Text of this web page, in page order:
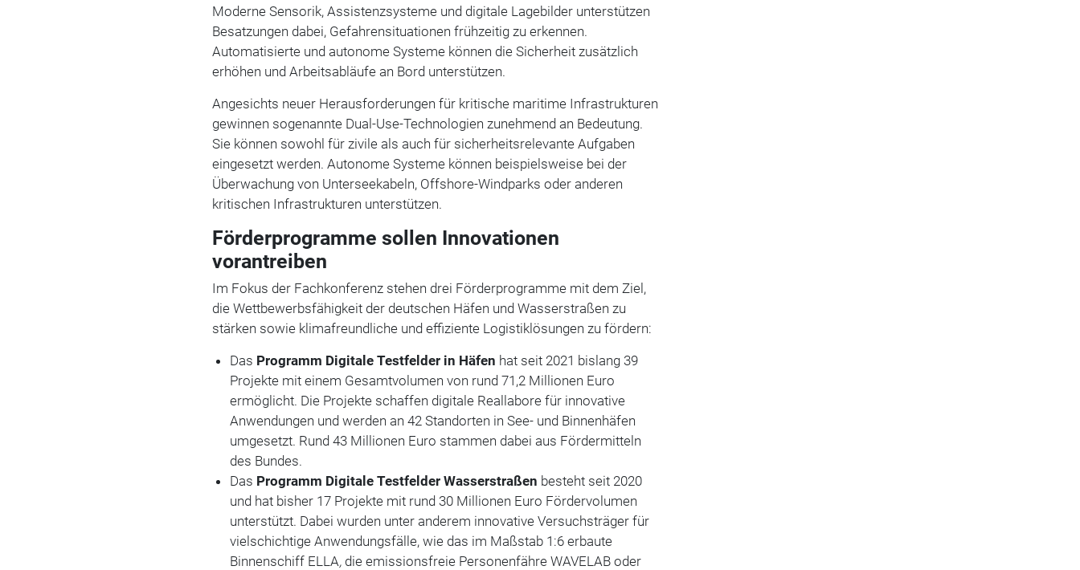
Moderne Sensorik, Assistenzsysteme und digitale Lagebilder unterstützen
Besatzungen dabei, Gefahrensituationen frühzeitig zu erkennen.
Automatisierte und autonome Systeme können die Sicherheit zusätzlich
erhöhen und Arbeitsabläufe an Bord unterstützen.
Angesichts neuer Herausforderungen für kritische maritime Infrastrukturen
gewinnen sogenannte Dual-Use-Technologien zunehmend an Bedeutung.
Sie können sowohl für zivile als auch für sicherheitsrelevante Aufgaben
eingesetzt werden. Autonome Systeme können beispielsweise bei der
Überwachung von Unterseekabeln, Offshore-Windparks oder anderen
kritischen Infrastrukturen unterstützen.
Förderprogramme sollen Innovationen
vorantreiben
Im Fokus der Fachkonferenz stehen drei Förderprogramme mit dem Ziel,
die Wettbewerbsfähigkeit der deutschen Häfen und Wasserstraßen zu
stärken sowie klimafreundliche und effiziente Logistiklösungen zu fördern:
Das Programm Digitale Testfelder in Häfen hat seit 2021 bislang 39
Projekte mit einem Gesamtvolumen von rund 71,2 Millionen Euro
ermöglicht. Die Projekte schaffen digitale Reallabore für innovative
Anwendungen und werden an 42 Standorten in See- und Binnenhäfen
umgesetzt. Rund 43 Millionen Euro stammen dabei aus Fördermitteln
des Bundes.
Das Programm Digitale Testfelder Wasserstraßen besteht seit 2020
und hat bisher 17 Projekte mit rund 30 Millionen Euro Fördervolumen
unterstützt. Dabei wurden unter anderem innovative Versuchsträger für
vielschichtige Anwendungsfälle, wie das im Maßstab 1:6 erbaute
Binnenschiff ELLA, die emissionsfreie Personenfähre WAVELAB oder